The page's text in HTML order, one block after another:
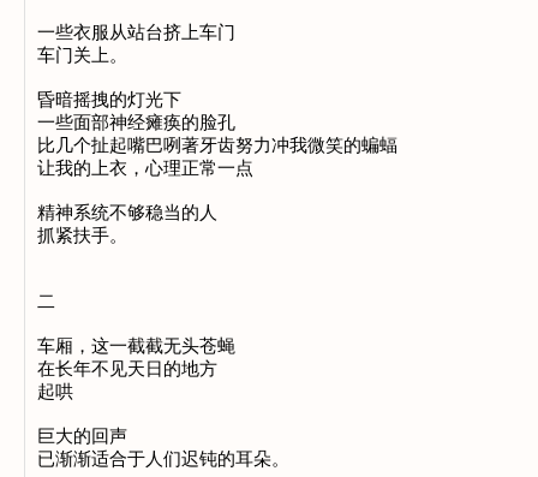
一些衣服从站台挤上车门
车门关上。
昏暗摇拽的灯光下
一些面部神经瘫痪的脸孔
比几个扯起嘴巴咧著牙齿努力冲我微笑的蝙蝠
让我的上衣，心理正常一点
精神系统不够稳当的人
抓紧扶手。
二
车厢，这一截截无头苍蝇
在长年不见天日的地方
起哄
巨大的回声
已渐渐适合于人们迟钝的耳朵。